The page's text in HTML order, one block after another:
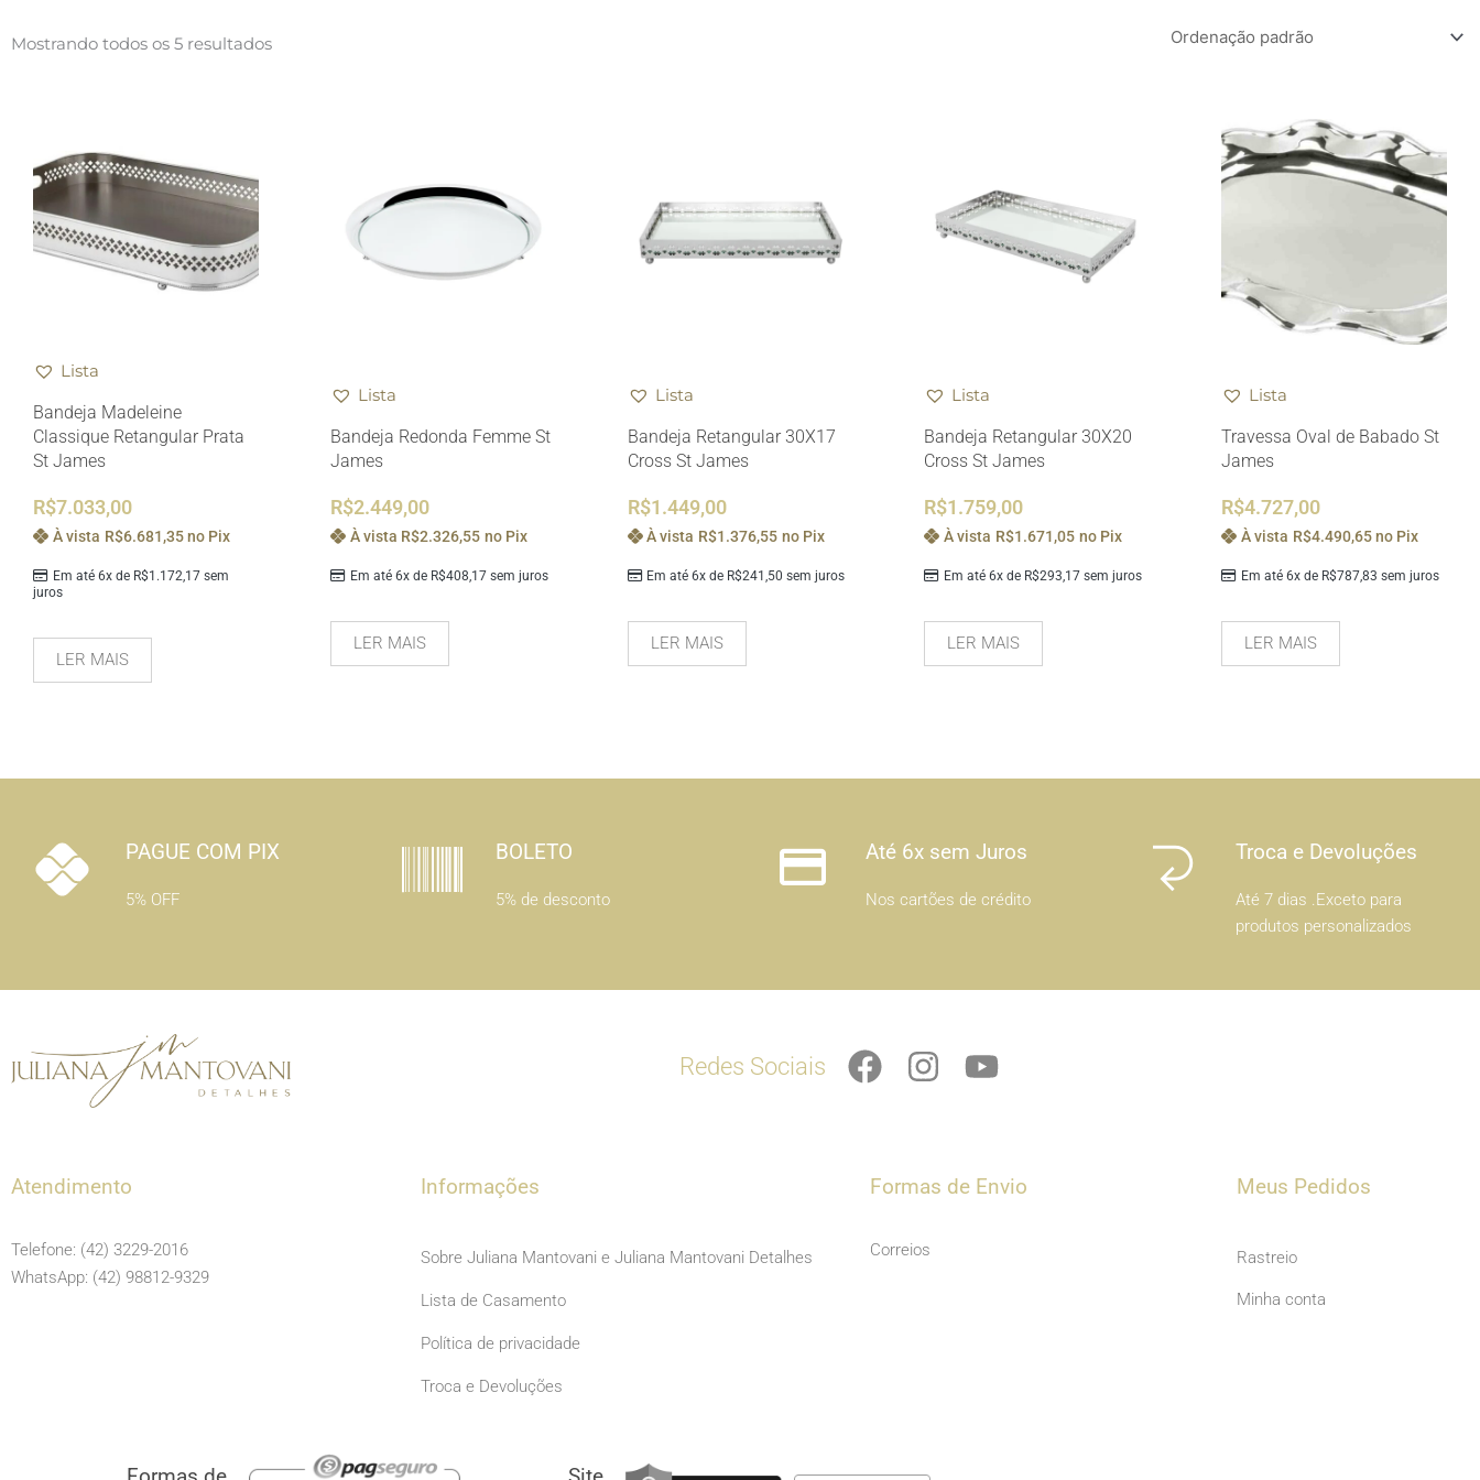
Mostrando todos os 5 resultados
Lista
Bandeja Madeleine
Classique Retangular Prata
St James
R$7.033,00
Em até 6x de R$1.172,17sem
juros
À vista R$6.681,35 no Pix
LER MAIS
Lista
Bandeja Redonda Femme St
James
R$2.449,00
Em até 6x de R$408,17sem juros
À vista R$2.326,55 no Pix
LER MAIS
Lista
Bandeja Retangular 30X17
Cross St James
R$1.449,00
Em até 6x de R$241,50 sem juros
À vista R$1.376,55 no Pix
LER MAIS
Lista
Bandeja Retangular 30X20
Cross St James
R$1.759,00
Em até 6x de R$293,17 sem juros
À vista R$1.671,05 no Pix
LER MAIS
Lista
Travessa Oval de Babado St
James
R$4.727,00
Em até 6x de R$787,83 sem juros
À vista R$4.490,65 no Pix
LER MAIS
PAGUE COM PIX
5% OFF
BOLETO
5% de desconto
Até 6x sem Juros
Nos cartões de crédito
Troca e Devoluções
Até 7 dias .Exceto para
produtos personalizados
Redes Sociais
F
a
b
o
I
n
a
r
Y
o
u
Atendimento
Telefone: (42) 3229-2016
WhatsApp: (42) 98812-9329
Informações
Sobre Juliana Mantovani e Juliana Mantovani Detalhes
Lista de Casamento
Política de privacidade
Troca e Devoluções
Formas de Envio
Correios
Meus Pedidos
Rastreio
Minha conta